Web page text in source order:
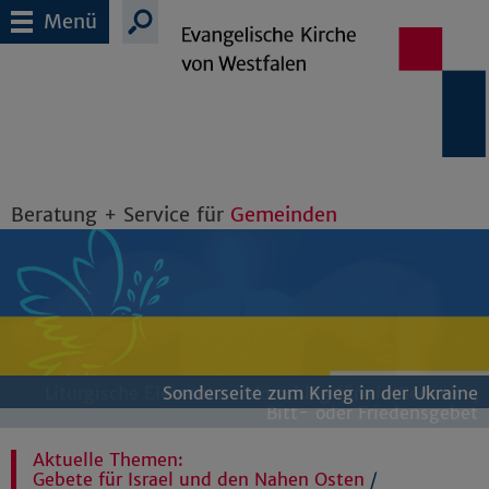
Menü
Beratung + Service für Gemeinden
Liturgische Elemente - Vorschlag für ein Gedenk-,
Bitt- oder Friedensgebet
Sonderseite zum Krieg in der Ukraine
Kollekten-Button für die Gemeindewebsite
Aktuelle Themen:
Gebete für Israel und den Nahen Osten /